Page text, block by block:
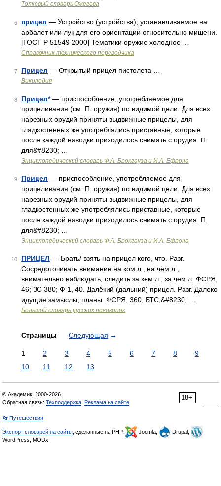
Толковый словарь Ожегова
6 прицел — Устройство (устройства), устанавливаемое на
арбалет или лук для его ориентации относительно мишени.
[ГОСТ Р 51549 2000] Тематики оружие холодное …
Справочник технического переводчика
7 Прицел — Открытый прицел пистолета …
Википедия
8 Прицел*— приспособление, употребляемое для
прицеливания (см. П. оружия) по видимой цели. Для всех
нарезных орудий приняты выдвижные прицелы, для
гладкостенных же употреблялись приставные, которые
после каждой наводки приходилось снимать с орудия. П.
для&#8230; …
Энциклопедический словарь Ф.А. Брокгауза и И.А. Ефрона
9 Прицел — приспособление, употребляемое для
прицеливания (см. П. оружия) по видимой цели. Для всех
нарезных орудий приняты выдвижные прицелы, для
гладкостенных же употреблялись приставные, которые
после каждой наводки приходилось снимать с орудия. П.
для&#8230; …
Энциклопедический словарь Ф.А. Брокгауза и И.А. Ефрона
10 ПРИЦЕЛ — Брать/ взять на прицел кого, что. Разг.
Сосредоточивать внимание на ком л., на чём л.,
внимательно наблюдать, следить за кем л., за чем л. ФСРЯ,
46; ЗС 380; Ф 1, 40. Далёкий (дальний) прицел. Разг. Далеко
идущие замыслы, планы. ФСРЯ, 360; БТС,&#8230; …
Большой словарь русских поговорок
Страницы Следующая →
1 2 3 4 5 6 7 8
9
10
11 12 13
18+
© Академик, 2000-2026
Обратная связь: Техподдержка Реклама на сайте
👣 Путешествия
Экспорт словарей на сайты , сделанные на PHP, Joomla,
Drupal,
WordPress, MODx.